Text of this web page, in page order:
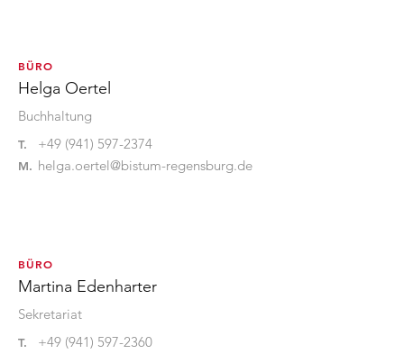
BÜRO
Helga Oertel
Buchhaltung
T. +49 (941) 597-2374
M. helga.oertel@bistum-regensburg.de
BÜRO
Martina Edenharter
Sekretariat
T. +49 (941) 597-2360